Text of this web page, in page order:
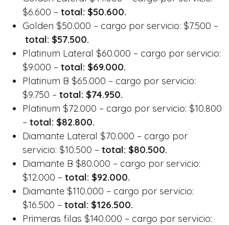
$6.600 – total: $50.600.
Golden $50.000 – cargo por servicio: $7.500 –
total: $57.500.
Platinum Lateral $60.000 – cargo por servicio:
$9.000 – total: $69.000.
Platinum B $65.000 – cargo por servicio:
$9.750 – total: $74.950.
Platinum $72.000 – cargo por servicio: $10.800
– total: $82.800.
Diamante Lateral $70.000 – cargo por
servicio: $10.500 – total: $80.500.
Diamante B $80.000 – cargo por servicio:
$12.000 – total: $92.000.
Diamante $110.000 – cargo por servicio:
$16.500 – total: $126.500.
Primeras filas $140.000 – cargo por servicio: